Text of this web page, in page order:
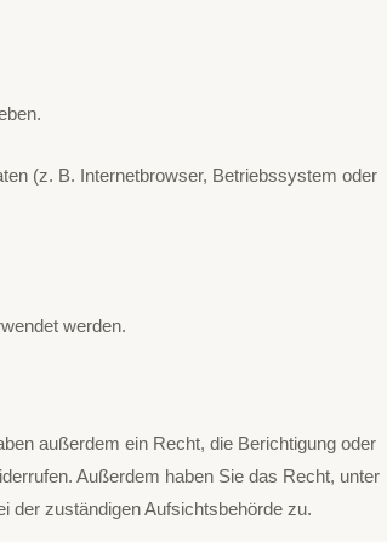
(z. B. Internetbrowser, Betriebssystem oder
werden.
außerdem ein Recht, die Berichtigung oder
Außerdem haben Sie das Recht, unter
der zuständigen Aufsichtsbehörde zu.